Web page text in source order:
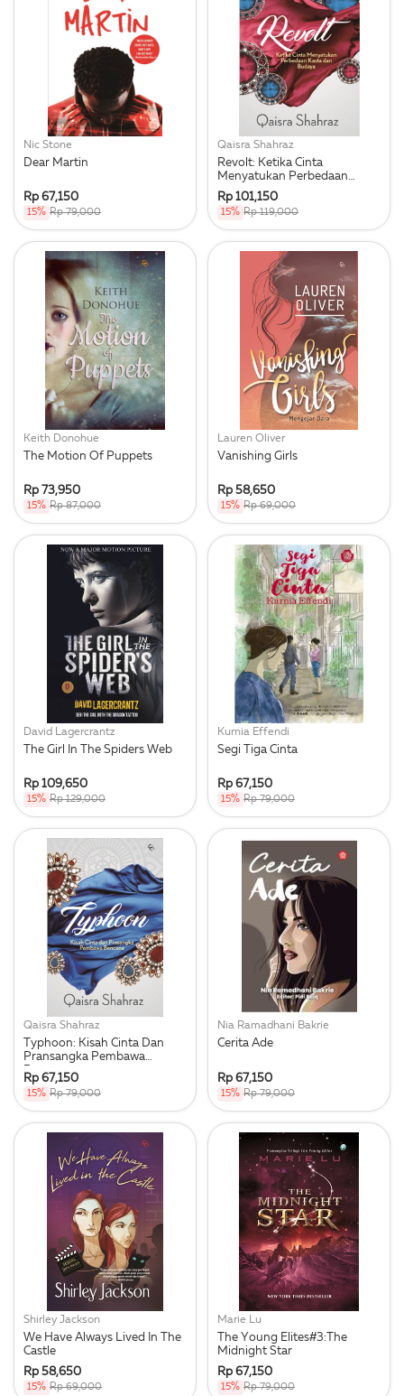
Nic Stone
Dear Martin
Rp 67,150
15% Rp 79,000
Qaisra Shahraz
Revolt: Ketika Cinta
Menyatukan Perbedaan
Kasta Dan Budaya
Rp 101,150
15% Rp 119,000
Keith Donohue
The Motion Of Puppets
Rp 73,950
15% Rp 87,000
Lauren Oliver
Vanishing Girls
Rp 58,650
15% Rp 69,000
David Lagercrantz
The Girl In The Spiders Web
Rp 109,650
15% Rp 129,000
Kurnia Effendi
Segi Tiga Cinta
Rp 67,150
15% Rp 79,000
Qaisra Shahraz
Typhoon: Kisah Cinta Dan
Pransangka Pembawa
Bencana
Rp 67,150
15% Rp 79,000
Nia Ramadhani Bakrie
Cerita Ade
Rp 67,150
15% Rp 79,000
Shirley Jackson
We Have Always Lived In The
Castle
Rp 58,650
15% Rp 69,000
Marie Lu
The Young Elites#3:The
Midnight Star
Rp 67,150
15% Rp 79,000